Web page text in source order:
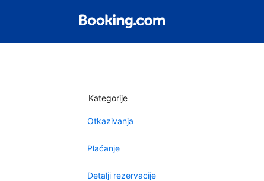
Kategorije
Otkazivanja
Plaćanje
Detalji rezervacije